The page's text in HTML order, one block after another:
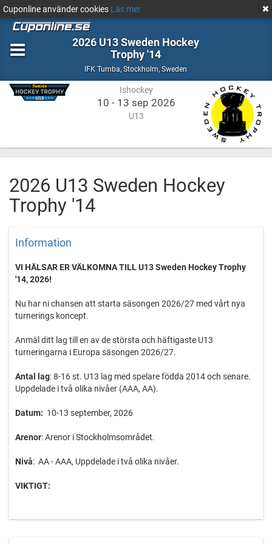
Cuponline använder cookies Läs mer
2026 U13 Sweden Hockey
Trophy '14
IFK Tumba,Ishockey
Stockholm, Sweden
Sweden
Ishockey
10 - 13 sep 2026
U13
2026 U13 Sweden Hockey
Trophy '14
Information
VI HÄLSAR ER VÄLKOMNA TILL U13 Sweden Hockey Trophy
'14, 2026!
Nu har ni chansen att starta säsongen 2026/27 med vårt nya
turnerings koncept.
Anmäl ditt lag till en av de största och häftigaste U13
turneringarna i Europa säsongen 2026/27.
Antal lag: 8-16 st. U13 lag med spelare födda 2014 och senare.
Uppdelade i två olika nivåer (AAA, AA).
Datum: 10-13 september, 2026
Arenor: Arenor i Stockholmsområdet.
Nivå: AA - AAA, Uppdelade i två olika nivåer.
VIKTIGT:
under Torsdagskvällen den 10 september (Lag från